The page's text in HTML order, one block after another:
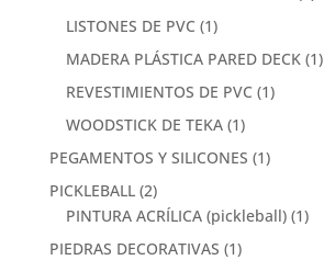
LISTONES DE PVC (1)
MADERA PLÁSTICA PARED DECK (1)
REVESTIMIENTOS DE PVC (1)
WOODSTICK DE TEKA (1)
PEGAMENTOS Y SILICONES (1)
PICKLEBALL (2)
PINTURA ACRÍLICA (pickleball) (1)
PIEDRAS DECORATIVAS (1)